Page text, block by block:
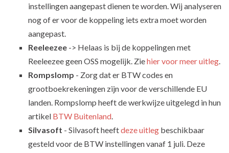
instellingen aangepast dienen te worden. Wij analyseren
nog of er voor de koppeling iets extra moet worden
aangepast.
Reeleezee -> Helaas is bij de koppelingen met
Reeleezee geen OSS mogelijk. Ziehier voor meer uitleg.
Rompslomp - Zorg dat er BTW codes en
grootboekrekeningen zijn voor de verschillende EU
landen. Rompslomp heeft de werkwijze uitgelegd in hun
artikel BTW Buitenland.
Silvasoft - Silvasoft heeftdeze uitleg beschikbaar
gesteld voor de BTW instellingen vanaf 1 juli. Deze